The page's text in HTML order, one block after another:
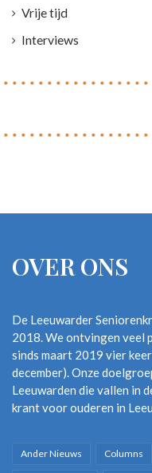
Vrije tijd
Interviews
OVER ONS
De Leeuwarder
2018. We ontvingen veel
sinds maart 2019 vier
december). Onze
Leeuwarden die vallen in
krant voor ouderen in
Ander Nieuws Columns